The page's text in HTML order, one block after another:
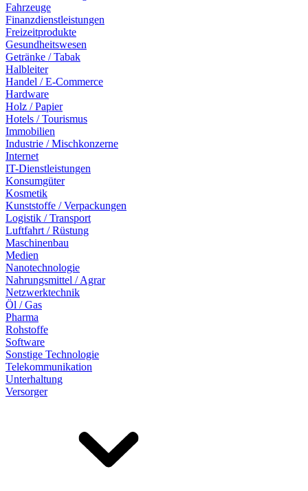
Fahrzeuge
Finanzdienstleistungen
Freizeitprodukte
Gesundheitswesen
Getränke / Tabak
Halbleiter
Handel / E-Commerce
Hardware
Holz / Papier
Hotels / Tourismus
Immobilien
Industrie / Mischkonzerne
Internet
IT-Dienstleistungen
Konsumgüter
Kosmetik
Kunststoffe / Verpackungen
Logistik / Transport
Luftfahrt / Rüstung
Maschinenbau
Medien
Nanotechnologie
Nahrungsmittel / Agrar
Netzwerktechnik
Öl / Gas
Pharma
Rohstoffe
Software
Sonstige Technologie
Telekommunikation
Unterhaltung
Versorger